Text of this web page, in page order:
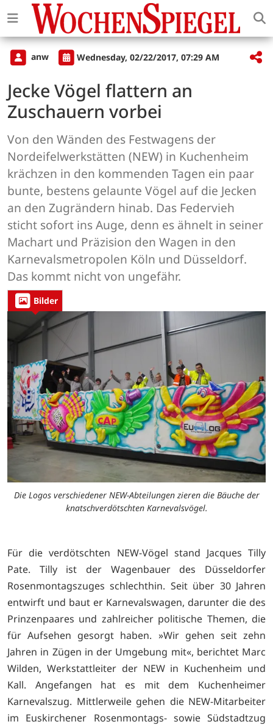
anw Wednesday, 02/22/2017, 07:29 AM
Jecke Vögel flattern an
Zuschauern vorbei
Von den Wänden des Festwagens der
Nordeifelwerkstätten (NEW) in Kuchenheim
krächzen in den kommenden Tagen ein paar
bunte, bestens gelaunte Vögel auf die Jecken
an den Zugrändern hinab. Das Federvieh
sticht sofort ins Auge, denn es ähnelt in seiner
Machart und Präzision den Wagen in den
Karnevalsmetropolen Köln und Düsseldorf.
Das kommt nicht von ungefähr.
Bilder
Die Logos verschiedener NEW-Abteilungen zieren die Bäuche der
knatschverdötschten Karnevalsvögel.
Für die verdötschten NEW-Vögel stand Jacques Tilly
Pate. Tilly ist der Wagenbauer des Düsseldorfer
Rosenmontagszuges schlechthin. Seit über 30 Jahren
entwirft und baut er Karnevalswagen, darunter die des
Prinzenpaares und zahlreicher politische Themen, die
für Aufsehen gesorgt haben. »Wir gehen seit zehn
Jahren in Zügen in der Umgebung mit«, berichtet Marc
Wilden, Werkstattleiter der NEW in Kuchenheim und
Kall. Angefangen hat es mit dem Kuchenheimer
Karnevalszug. Mittlerweile gehen die NEW-Mitarbeiter
im Euskirchener Rosenmontags- sowie Südstadtzug